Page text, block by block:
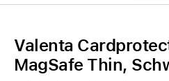
Valenta
MagSafe Thin,